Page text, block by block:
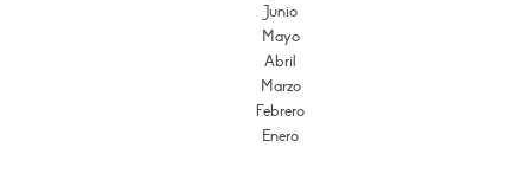
Junio
Mayo
Abril
Marzo
Febrero
Enero